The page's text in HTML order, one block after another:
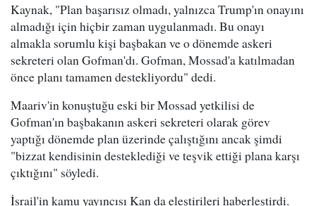
Kaynak, "Plan başarısız olmadı, yalnızca Trump'ın onayını
almadığı için hiçbir zaman uygulanmadı. Bu onayı
almakla sorumlu kişi başbakan ve o dönemde askeri
sekreteri olan Gofman'dı. Gofman, Mossad'a katılmadan
önce planı tamamen destekliyordu" dedi.
Maariv'in konuştuğu eski bir Mossad yetkilisi de
Gofman'ın başbakanın askeri sekreteri olarak görev
yaptığı dönemde plan üzerinde çalıştığını ancak şimdi
"bizzat kendisinin desteklediği ve teşvik ettiği plana karşı
çıktığını" söyledi.
İsrail'in kamu yayıncısı Kan da eleştirileri haberleştirdi.